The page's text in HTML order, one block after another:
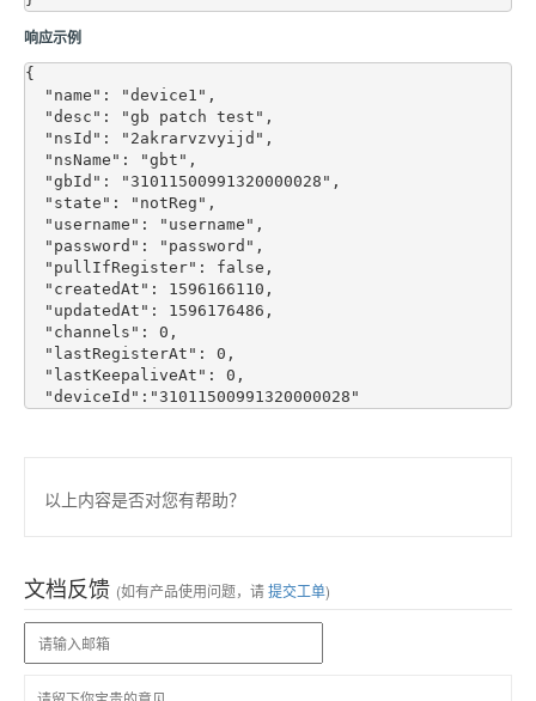
响应示例
{
以上内容是否对您有帮助？
文档反馈 (如有产品使用问题，请提交工单)